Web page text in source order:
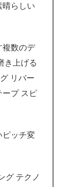
晴らしい
複数のデ
き上げる
リバー
ープ スピ
ピッチ変
グ テクノ